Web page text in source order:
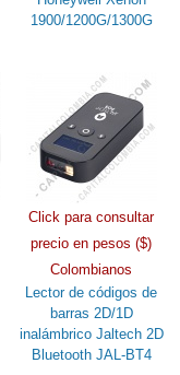
1900/1200G/1300G
Click para consultar
precio en pesos ($)
Colombianos
Lector de códigos de
barras 2D/1D
inalámbrico Jaltech 2D
Bluetooth JAL-BT4